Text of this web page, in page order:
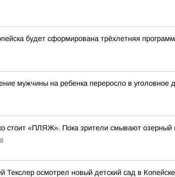
будет сформирована трёхлетняя
мужчины на ребенка переросло в уголовное
стоит «ПЛЯЖ». Пока зрители смывают озерный
Текслер осмотрел новый детский сад в Копейске